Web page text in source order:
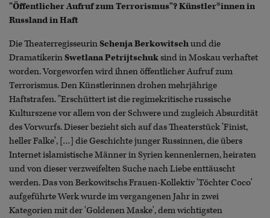
"Öffentlicher Aufruf zum Terrorismus"? Künstler*innen in
Russland in Haft
Die TheaterregisseurinSchenja Berkowitschund die
DramatikerinSwetlana Petrijtschuksind in Moskau verhaftet
worden. Vorgeworfen wird ihnen öffentlicher Aufruf zum
Terrorismus. Den Künstlerinnen drohen mehrjährige
Haftstrafen. "Erschüttert ist die regimekritische russische
Kulturszene vor allem von der Schwere und zugleich Absurdität
des Vorwurfs. Dieser bezieht sich auf das Theaterstück 'Finist,
heller Falke', […] die Geschichte junger Russinnen, die übers
Internet islamistische Männer in Syrien kennenlernen, heiraten
und von dieser verzweifelten Suche nach Liebe enttäuscht
werden. Das von Berkowitschs Frauen-Kollektiv 'Töchter Coco'
aufgeführte Werk wurde im vergangenen Jahr in zwei
Kategorien mit der 'Goldenen Maske', dem wichtigsten